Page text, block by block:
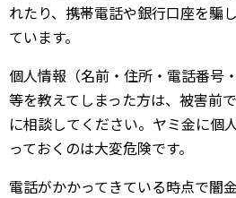
れたり、携帯電話や銀行口座を騙
ています。
個人情報（名前・住所・電話番号
等を教えてしまった方は、被害前
に相談してください。ヤミ金に個
っておくのは大変危険です。
電話がかかってきている時点で闇